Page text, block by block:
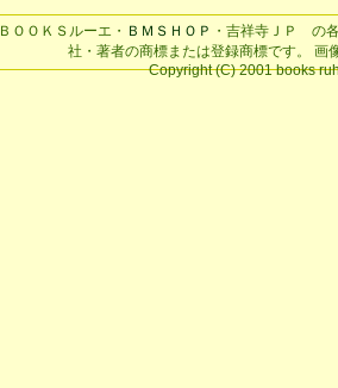
ＢＯＯＫＳルーエ・ ＢＭＳＨＯＰ ・吉祥寺ＪＰ の
社・著者の商標または登録商標です。 画
Copyright (C) 2001 books